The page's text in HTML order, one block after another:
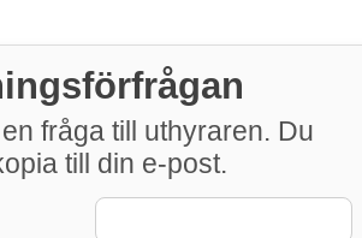
fråga till uthyraren. Du
till din e-post.